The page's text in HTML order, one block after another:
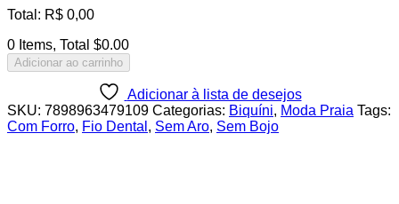
Total : R$ 0,00
0 Items, Total $0.00
Adicionar ao carrinho
Adicionar à lista de desejos
SKU: 7898963479109 Categorias: Biquíni, Moda Praia Tags:
Com Forro, Fio Dental , Sem Aro, Sem Bojo